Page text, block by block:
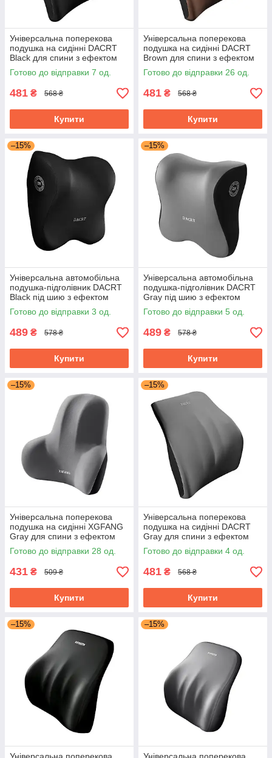
Універсальна поперекова
подушка на сидінні DACRT
Black для спини з ефектом
пам'яті ортопедична
Готово до відправки 7 од.
481 ₴ 568 ₴
Купити
Універсальна поперекова
подушка на сидінні DACRT
Brown для спини з ефектом
пам'яті ортопедична
Готово до відправки 26 од.
481 ₴ 568 ₴
Купити
–15%
Універсальна автомобільна
подушка-підголівник DACRT
Black під шию з ефектом
пам'яті ортопедична
Готово до відправки 3 од.
489 ₴ 578 ₴
Купити
–15%
Універсальна автомобільна
подушка-підголівник DACRT
Gray під шию з ефектом
пам'яті ортопедична
Готово до відправки 5 од.
489 ₴ 578 ₴
Купити
–15%
Універсальна поперекова
подушка на сидінні XGFANG
Gray для спини з ефектом
пам'яті ортопедична
Готово до відправки 28 од.
431 ₴ 509 ₴
Купити
–15%
Універсальна поперекова
подушка на сидінні DACRT
Gray для спини з ефектом
пам'яті ортопедична
Готово до відправки 4 од.
481 ₴ 568 ₴
Купити
–15% –15%